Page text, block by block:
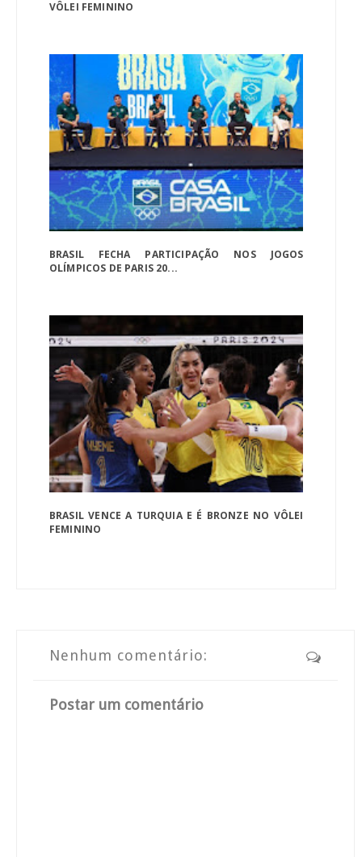
VÔLEI FEMININO
BRASIL FECHA PARTICIPAÇÃO NOS JOGOS
OLÍMPICOS DE PARIS 20...
BRASIL VENCE A TURQUIA E É BRONZE NO VÔLEI
FEMININO
Nenhum comentário:
Postar um comentário